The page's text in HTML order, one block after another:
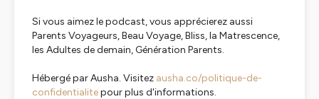
Si vous aimez le podcast, vous apprécierez aussi
Parents Voyageurs, Beau Voyage, Bliss, la Matrescence,
les Adultes de demain, Génération Parents.
Hébergé par Ausha. Visitez ausha.co/politique-de-
confidentialitepour plus d'informations.